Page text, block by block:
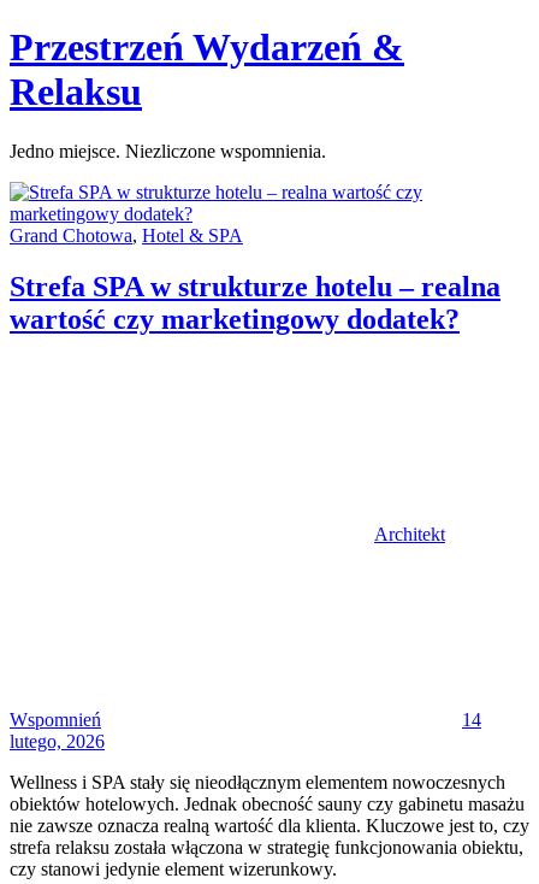
Skip
to
content
Przestrzeń Wydarzeń &
Relaksu
Jedno miejsce. Niezliczone wspomnienia.
Categories:
Grand Chotowa, Hotel & SPA
Strefa SPA w strukturze hotelu – realna
wartość czy marketingowy dodatek?
Architekt
Wspomnień
14
lutego, 2026
Wellness i SPA stały się nieodłącznym elementem nowoczesnych
obiektów hotelowych. Jednak obecność sauny czy gabinetu masażu
nie zawsze oznacza realną wartość dla klienta. Kluczowe jest to, czy
strefa relaksu została włączona w strategię funkcjonowania obiektu,
czy stanowi jedynie element wizerunkowy.